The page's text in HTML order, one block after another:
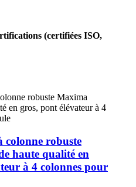
(certifiées ISO,
colonne robuste
haute qualité en
à 4 colonnes pour